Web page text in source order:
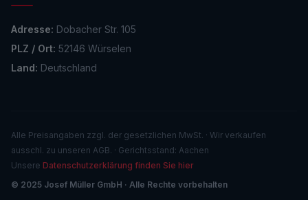
Adresse: Dobacher Str. 105
PLZ / Ort: 52146 Würselen
Land: Deutschland
Alle Preisangaben zzgl. der gesetzlichen MwSt. · Wir verkaufen
ausschl. zu unseren AGB. · Gerichtsstand: Aachen
Unsere Datenschutzerklärung finden Sie hier
© 2025 Josef Müller GmbH · Alle Rechte vorbehalten